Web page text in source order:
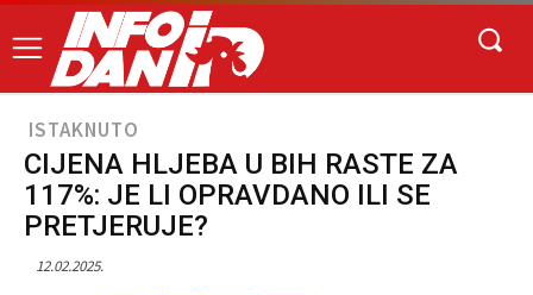
ISTAKNUTO
CIJENA HLJEBA U BIH RASTE ZA
117%: JE LI OPRAVDANO ILI SE
PRETJERUJE?
12.02.2025.